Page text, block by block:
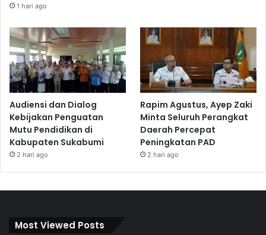
1 hari ago
Audiensi dan Dialog
Kebijakan Penguatan
Mutu Pendidikan di
Kabupaten Sukabumi
2 hari ago
Rapim Agustus, Ayep Zaki
Minta Seluruh Perangkat
Daerah Percepat
Peningkatan PAD
2 hari ago
Most Viewed Posts